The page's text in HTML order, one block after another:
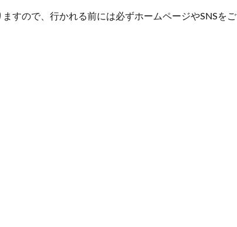
すので、行かれる前には必ずホームページやSNSをご